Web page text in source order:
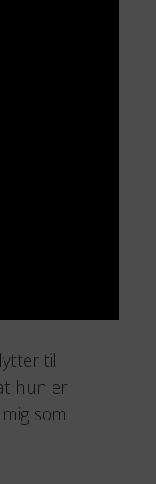
til
hun er
som